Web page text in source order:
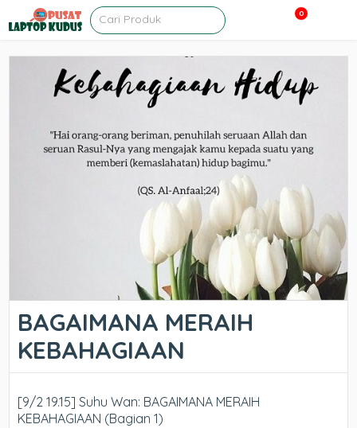
0
BAGAIMANA MERAIH
KEBAHAGIAAN
[9/2 19.15] Suhu Wan: BAGAIMANA MERAIH
KEBAHAGIAAN (Bagian 1)